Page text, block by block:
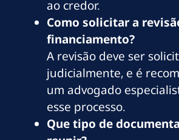
ao credor.
Como solicitar a
financiamento?
A revisão deve ser
judicialmente, e é
um advogado
esse processo.
Que tipo de